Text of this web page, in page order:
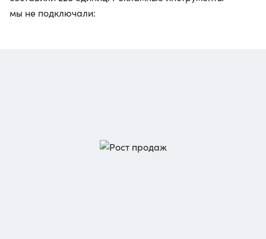
мы не подключали: